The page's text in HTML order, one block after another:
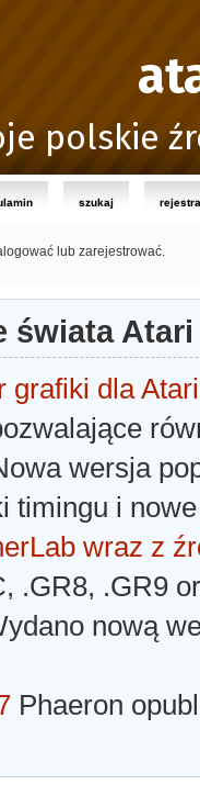
polskie
szukaj
lub zarejestrować.
świata Atari
grafiki dla Atari
wersja
timingu i
wraz z
.GR8, .GR9
nową
Phaeron